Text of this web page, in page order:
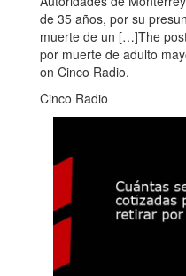
de 35 años, por su
muerte de un […]The
por muerte de adulto
on Cinco Radio.
Cinco Radio